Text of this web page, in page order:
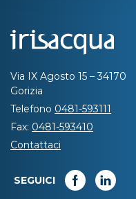
Via IX Agosto 15 – 34170
Gorizia
Telefono 0481-593111
Fax: 0481-593410
Contattaci
SEGUICI